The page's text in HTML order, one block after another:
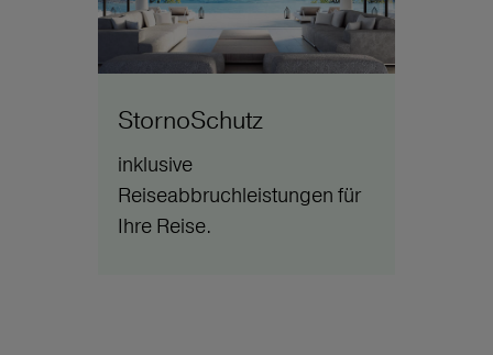
StornoSchutz
inklusive
Reiseabbruchleistungen für
Ihre Reise.